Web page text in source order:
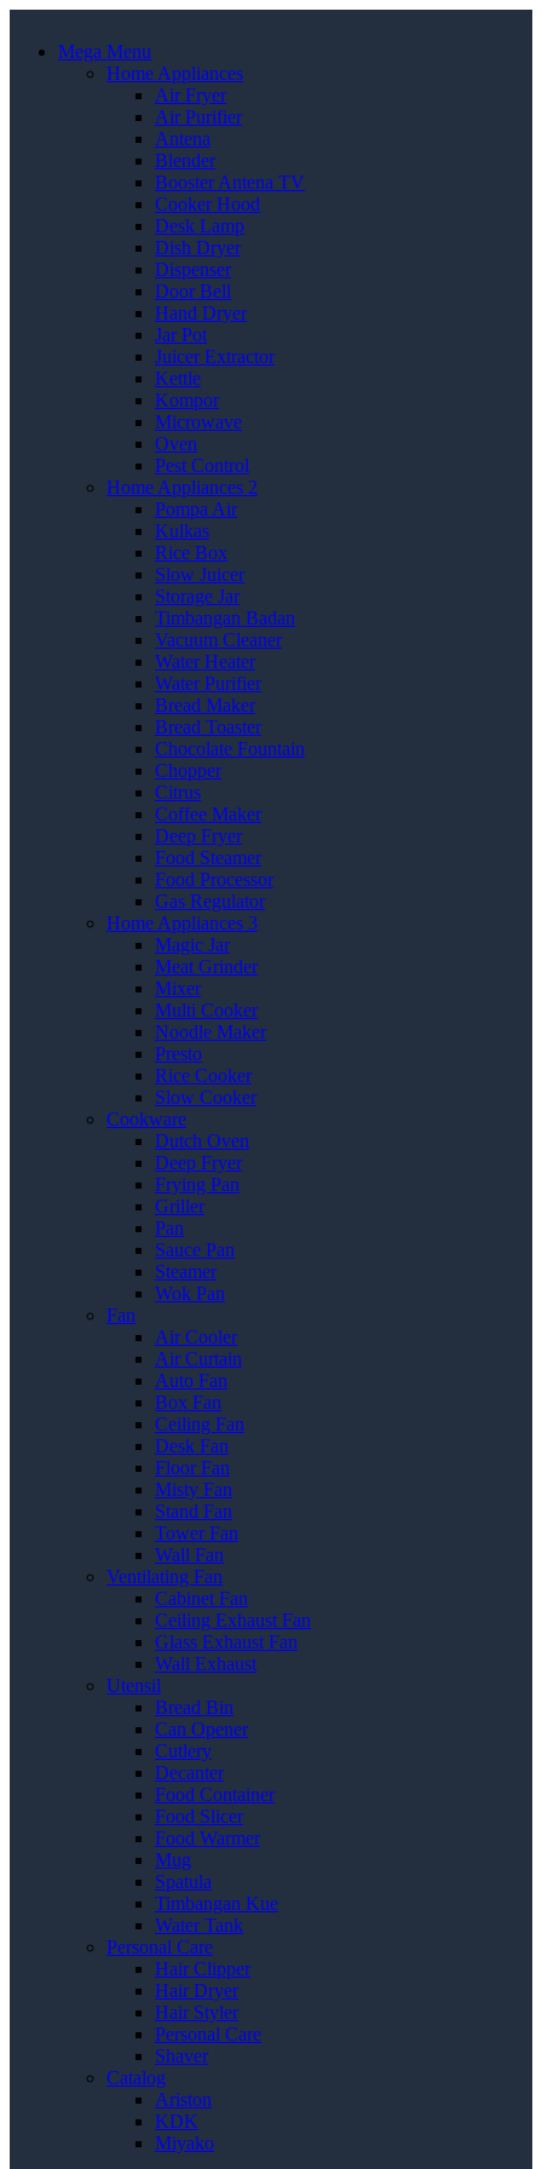
Mega Menu
Home Appliances
Air Fryer
Air Purifier
Antena
Blender
Booster Antena TV
Cooker Hood
Desk Lamp
Dish Dryer
Dispenser
Door Bell
Hand Dryer
Jar Pot
Juicer Extractor
Kettle
Kompor
Microwave
Oven
Pest Control
Home Appliances 2
Pompa Air
Kulkas
Rice Box
Slow Juicer
Storage Jar
Timbangan Badan
Vacuum Cleaner
Water Heater
Water Purifier
Bread Maker
Bread Toaster
Chocolate Fountain
Chopper
Citrus
Coffee Maker
Deep Fryer
Food Steamer
Food Processor
Gas Regulator
Home Appliances 3
Magic Jar
Meat Grinder
Mixer
Multi Cooker
Noodle Maker
Presto
Rice Cooker
Slow Cooker
Cookware
Dutch Oven
Deep Fryer
Frying Pan
Griller
Pan
Sauce Pan
Steamer
Wok Pan
Fan
Air Cooler
Air Curtain
Auto Fan
Box Fan
Ceiling Fan
Desk Fan
Floor Fan
Misty Fan
Stand Fan
Tower Fan
Wall Fan
Ventilating Fan
Cabinet Fan
Ceiling Exhaust Fan
Glass Exhaust Fan
Wall Exhaust
Utensil
Bread Bin
Can Opener
Cutlery
Decanter
Food Container
Food Slicer
Food Warmer
Mug
Spatula
Timbangan Kue
Water Tank
Personal Care
Hair Clipper
Hair Dryer
Hair Styler
Personal Care
Shaver
Catalog
Ariston
KDK
Miyako